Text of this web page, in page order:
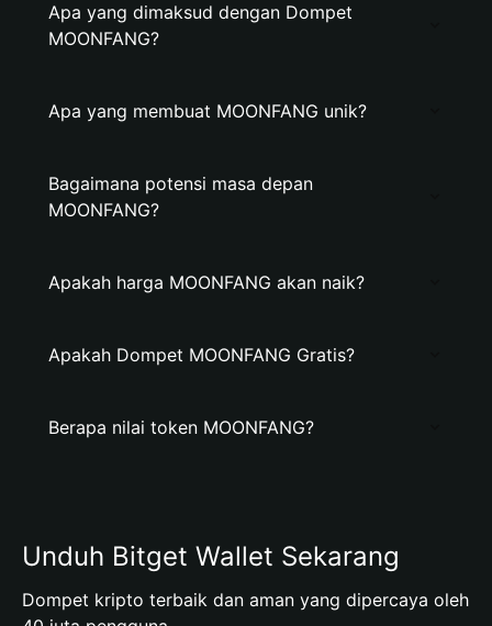
Apa yang dimaksud dengan Dompet
MOONFANG?
Apa yang membuat MOONFANG unik?
Bagaimana potensi masa depan
MOONFANG?
Apakah harga MOONFANG akan naik?
Apakah Dompet MOONFANG Gratis?
Berapa nilai token MOONFANG?
Unduh Bitget Wallet Sekarang
Dompet kripto terbaik dan aman yang dipercaya oleh